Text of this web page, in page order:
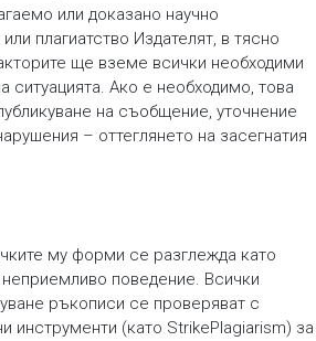
или доказано научно
плагиатство Издателят, в тясно
ще вземе всички необходими
ситуацията. Ако е необходимо, това
на съобщение, уточнение
– оттеглянето на засегнатия
му форми се разглежда като
поведение. Всички
ръкописи се проверяват с
инструменти (като StrikePlagiarism) за